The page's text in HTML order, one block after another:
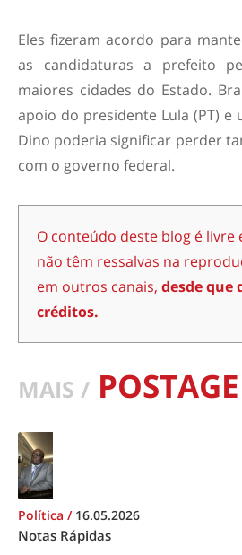
Eles fizeram acordo para
as candidaturas a prefeito
maiores cidades do Estado.
apoio do presidente Lula (PT)
Dino poderia significar perder
com o governo federal.
O conteúdo deste blog é livre
não têm ressalvas na
em outros canais, desde que
créditos.
MAIS /
Política / 16.05.2026
Notas Rápidas